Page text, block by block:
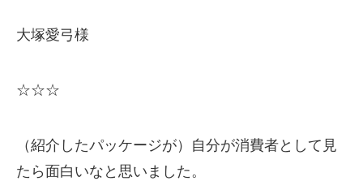
大塚愛弓様
☆☆☆
（紹介したパッケージが）自分が消費者として見
たら面白いなと思いました。